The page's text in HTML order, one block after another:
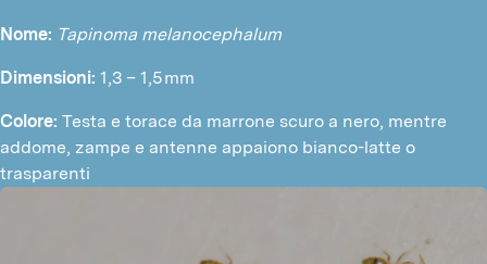
Nome: Tapinoma melanocephalum
Dimensioni: 1,3 – 1,5 mm
Colore: Testa e torace da marrone scuro a nero, mentre
addome, zampe e antenne appaiono bianco-latte o
trasparenti